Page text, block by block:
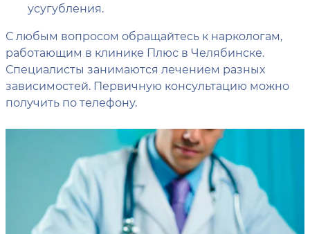
усугубления.
С любым вопросом обращайтесь к наркологам,
работающим в клинике Плюс в Челябинске.
Специалисты занимаются лечением разных
зависимостей. Первичную консультацию можно
получить по телефону.